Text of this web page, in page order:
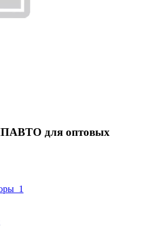
для оптовых
1